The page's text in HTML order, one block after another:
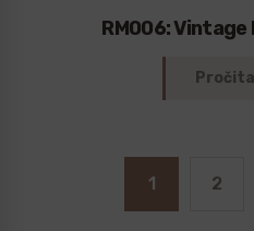
RM006:
1 2